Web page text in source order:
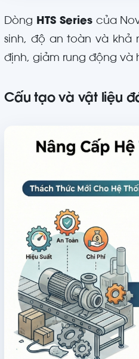
Dòng HTS Series của
sinh, độ an toàn và khả
định, giảm rung động và
Cấu tạo và vật liệu